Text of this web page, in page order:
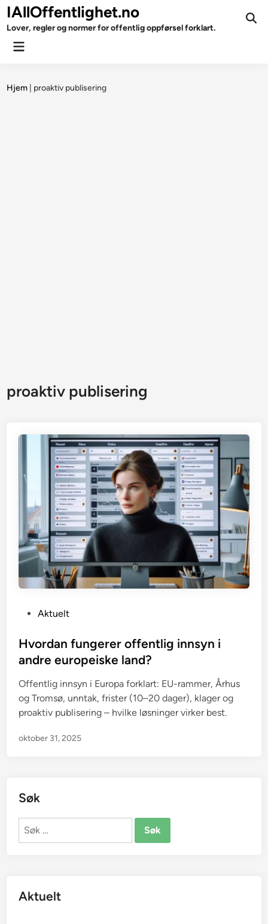
Skip
to
content
IAllOffentlighet.no
Lover, regler og normer for offentlig oppførsel forklart.
Main
Hjem proaktiv publisering
proaktiv publisering
s
t
d
i
n
Aktuelt
Hvordan fungerer offentlig innsyn i
andre europeiske land?
Offentlig innsyn i Europa forklart: EU-rammer, Århus
og Tromsø, unntak, frister (10–20 dager), klager og
proaktiv publisering – hvilke løsninger virker best.
oktober 31, 2025
Søk
Søk
Aktuelt